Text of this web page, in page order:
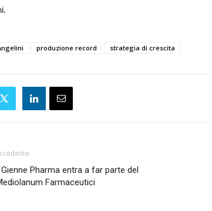
produzione record strategia di crescita
Pharma entra a far parte del
Farmaceutici